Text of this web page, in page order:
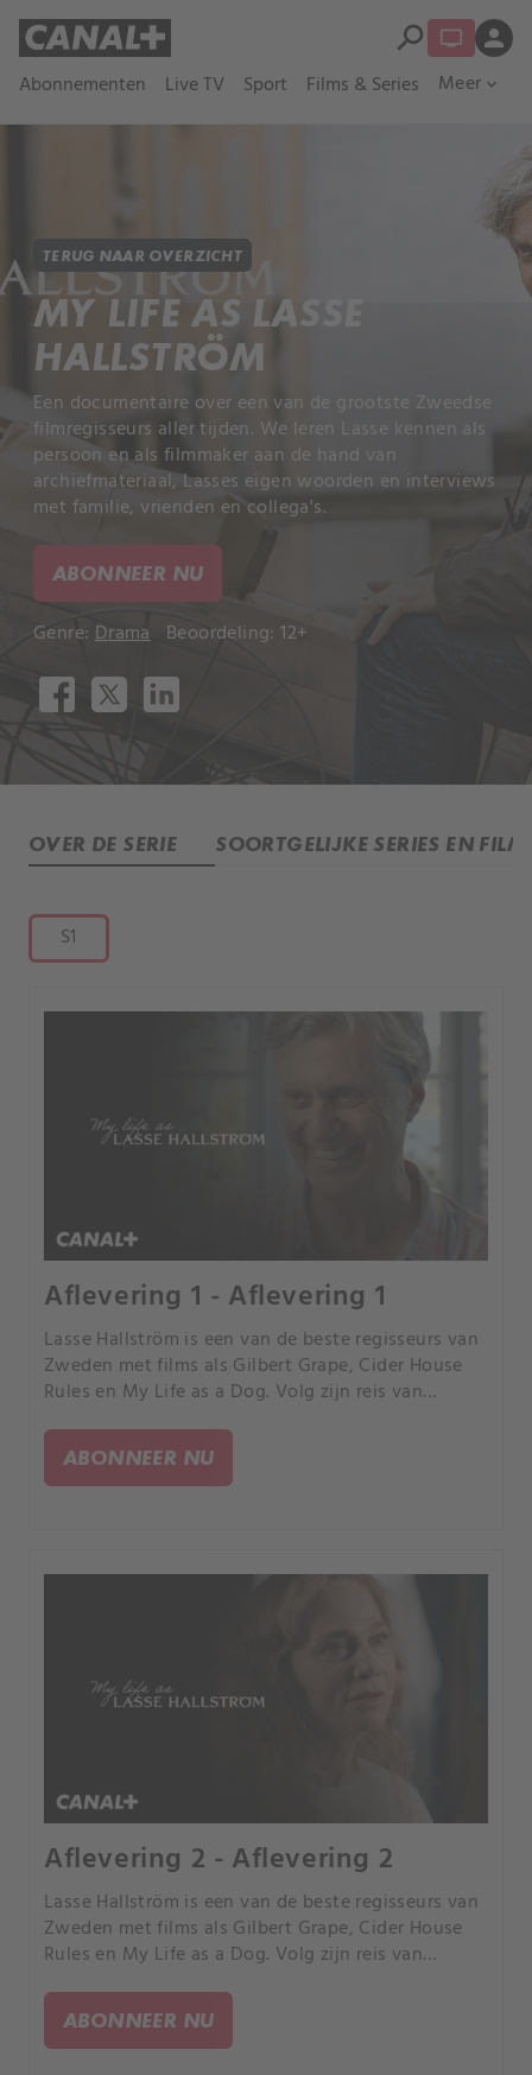
Abonnementen Live TV Sport Films & Series Meer expand_more
search person
TERUG NAAR OVERZICHT
MY LIFE AS LASSE
HALLSTRÖM
Een documentaire over een van de grootste Zweedse
filmregisseurs aller tijden. We leren Lasse kennen als
persoon en als filmmaker aan de hand van
archiefmateriaal, Lasses eigen woorden en interviews
met familie, vrienden en collega's.
ABONNEER NU
Genre: Drama Beoordeling: 12+
OVER DE SERIE SOORTGELIJKE SERIES EN
S1
Aflevering 1 - Aflevering 1
Lasse Hallström is een van de beste regisseurs van
Zweden met films als Gilbert Grape, Cider House
Rules en My Life as a Dog. Volg zijn reis van
leven in de VS.
ABONNEER NU
Aflevering 2 - Aflevering 2
Lasse Hallström is een van de beste regisseurs van
Zweden met films als Gilbert Grape, Cider House
Rules en My Life as a Dog. Volg zijn reis van
leven in de VS.
ABONNEER NU